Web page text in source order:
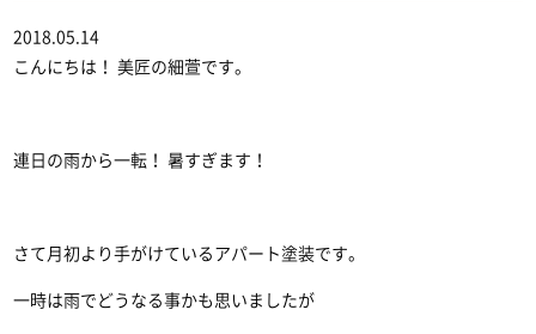
2018.05.14
こんにちは！ 美匠の細萱です。
連日の雨から一転！ 暑すぎます！
さて月初より手がけているアパート塗装です。
一時は雨でどうなる事かも思いましたが